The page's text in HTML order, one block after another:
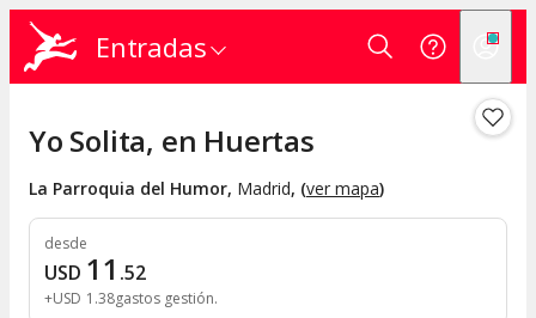
Entradas
Yo Solita, en Huertas
La Parroquia del Humor, Madrid, (ver mapa)
desde
USD 11 .52
+USD 1 .38gastos gestión